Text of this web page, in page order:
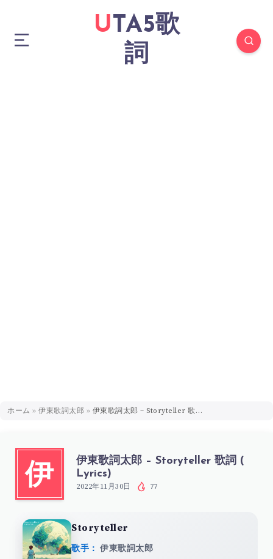
UTA5歌
詞
ホーム » 伊東歌詞太郎 » 伊東歌詞太郎 – Storyteller 歌詞 ( Lyrics)
伊
伊東歌詞太郎 – Storyteller 歌詞 (
Lyrics)
2022年11月30日 77
Storyteller
歌手： 伊東歌詞太郎